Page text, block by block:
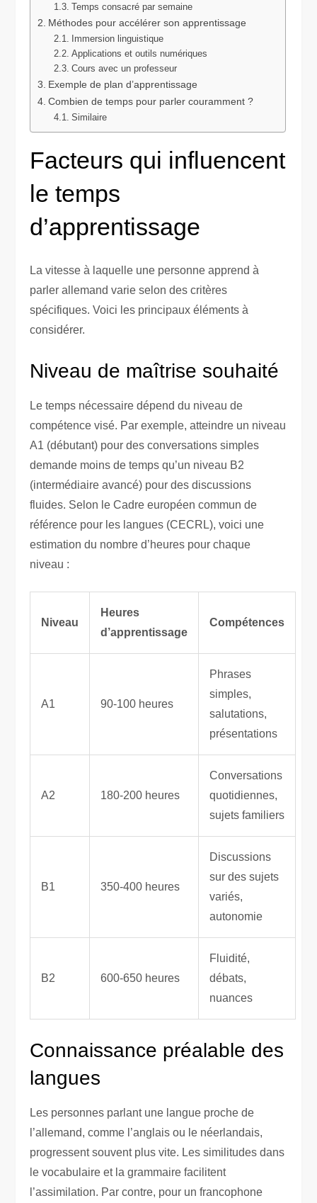
Temps consacré par semaine
Méthodes pour accélérer son apprentissage
Immersion linguistique
Applications et outils numériques
Cours avec un professeur
Exemple de plan d’apprentissage
Combien de temps pour parler couramment ?
Similaire
Facteurs qui influencent
le temps
d’apprentissage
La vitesse à laquelle une personne apprend à
parler allemand varie selon des critères
spécifiques. Voici les principaux éléments à
considérer.
Niveau de maîtrise souhaité
Le temps nécessaire dépend du niveau de
compétence visé. Par exemple, atteindre un niveau
A1 (débutant) pour des conversations simples
demande moins de temps qu’un niveau B2
(intermédiaire avancé) pour des discussions
fluides. Selon le Cadre européen commun de
référence pour les langues (CECRL), voici une
estimation du nombre d’heures pour chaque
niveau :
Niveau
Heures
d’apprentissage
Compétences
A1 90-100 heures
Phrases
simples,
salutations,
présentations
A2 180-200 heures
Conversations
quotidiennes,
sujets familiers
B1 350-400 heures
Discussions
sur des sujets
variés,
autonomie
B2 600-650 heures
Fluidité,
débats,
nuances
Connaissance préalable des
langues
Les personnes parlant une langue proche de
l’allemand, comme l’anglais ou le néerlandais,
progressent souvent plus vite. Les similitudes dans
le vocabulaire et la grammaire facilitent
l’assimilation. Par contre, pour un francophone